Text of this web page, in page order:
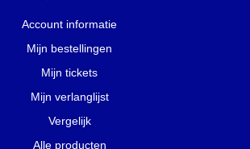
Account informatie
Mijn bestellingen
Mijn tickets
Mijn verlanglijst
Vergelijk
Alle producten